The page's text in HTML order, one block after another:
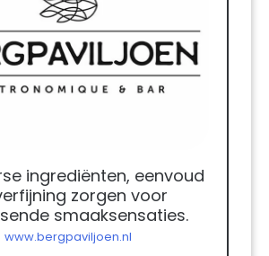
ingrediënten, eenvoud
zorgen voor
smaaksensaties.
www.bergpaviljoen.nl